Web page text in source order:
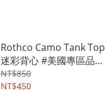
Rothco Camo Tank Top
迷彩背心 #美國專區品項
顏色 [多色點入選擇]
NT$850
NT$450